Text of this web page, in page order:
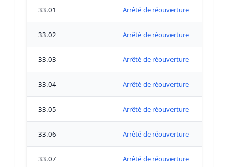
33.01 Arrêté de réouverture coquillages
33.02 Arrêté de réouverture coquillages
33.03 Arrêté de réouverture coquillages
33.04 Arrêté de réouverture coquillages
33.05 Arrêté de réouverture coquillages
33.06 Arrêté de réouverture coquillages
33.07 Arrêté de réouverture coquillages